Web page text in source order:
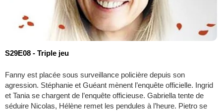
S29E08 - Triple jeu
Fanny est placée sous surveillance policière depuis son
agression. Stéphanie et Guéant mènent l’enquête officielle. Ingrid
et Tania se chargent de l’enquête officieuse. Gabriella tente de
séduire Nicolas, Hélène remet les pendules à l’heure. Pietro se